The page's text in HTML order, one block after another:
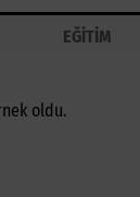
EĞİTİM
oldu.